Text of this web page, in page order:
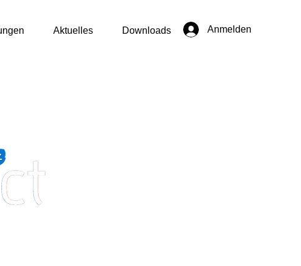
Aktuelles Downloads Anmelden